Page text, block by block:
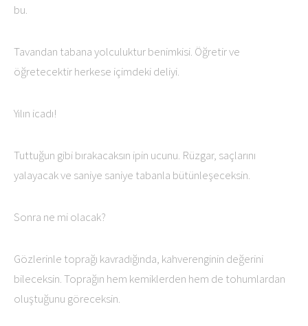
bu.
Tavandan tabana yolculuktur benimkisi. Öğretir ve
öğretecektir herkese içimdeki deliyi.
Yılın icadı!
Tuttuğun gibi bırakacaksın ipin ucunu. Rüzgar, saçlarını
yalayacak ve saniye saniye tabanla bütünleşeceksin.
Sonra ne mi olacak?
Gözlerinle toprağı kavradığında, kahverenginin değerini
bileceksin. Toprağın hem kemiklerden hem de tohumlardan
oluştuğunu göreceksin.